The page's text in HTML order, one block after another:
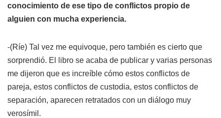
conocimiento de ese tipo de conflictos propio de
alguien con mucha experiencia.
-(Ríe) Tal vez me equivoque, pero también es cierto que
sorprendió. El libro se acaba de publicar y varias personas
me dijeron que es increíble cómo estos conflictos de
pareja, estos conflictos de custodia, estos conflictos de
separación, aparecen retratados con un diálogo muy
verosímil.